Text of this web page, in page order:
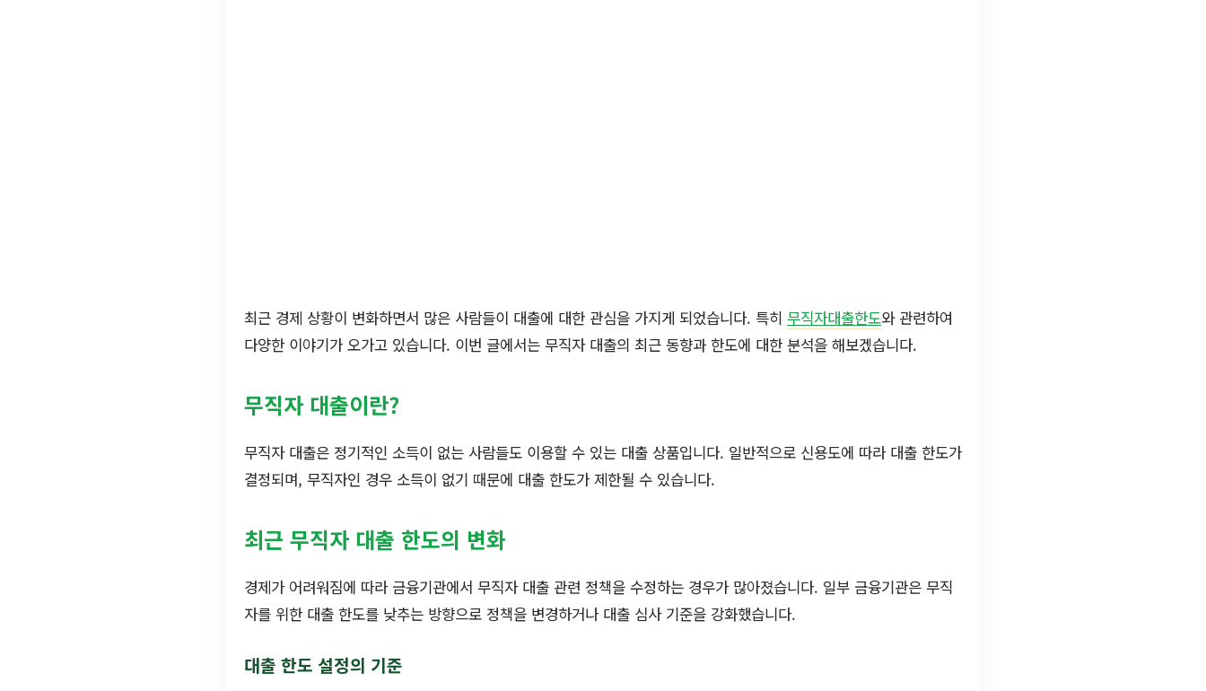
최근 경제 상황이 변화하면서 많은 사람들이 대출에 대한 관심을 가지게 되었습니다. 특히 무직자대출한도와 관련하여
다양한 이야기가 오가고 있습니다. 이번 글에서는 무직자 대출의 최근 동향과 한도에 대한 분석을 해보겠습니다.
무직자 대출이란?
무직자 대출은 정기적인 소득이 없는 사람들도 이용할 수 있는 대출 상품입니다. 일반적으로 신용도에 따라 대출 한도가
결정되며, 무직자인 경우 소득이 없기 때문에 대출 한도가 제한될 수 있습니다.
최근 무직자 대출 한도의 변화
경제가 어려워짐에 따라 금융기관에서 무직자 대출 관련 정책을 수정하는 경우가 많아졌습니다. 일부 금융기관은 무직
자를 위한 대출 한도를 낮추는 방향으로 정책을 변경하거나 대출 심사 기준을 강화했습니다.
대출 한도 설정의 기준